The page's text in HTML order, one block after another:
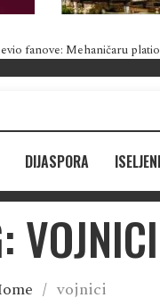
fanove: Mehaničaru
DIJASPORA
VOJNICI
/ vojnici